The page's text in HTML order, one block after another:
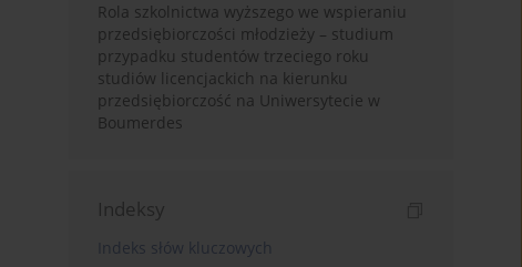
Rola szkolnictwa wyższego we wspieraniu
przedsiębiorczości młodzieży – studium
przypadku studentów trzeciego roku
studiów licencjackich na kierunku
przedsiębiorczość na Uniwersytecie w
Boumerdes
Indeksy
Indeks słów kluczowych